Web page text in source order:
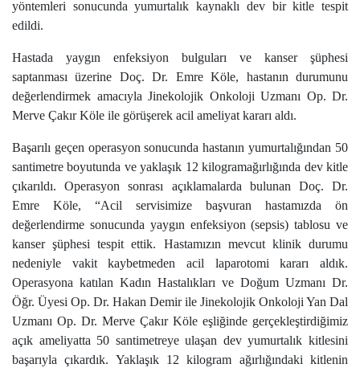
yöntemleri sonucunda yumurtalık kaynaklı dev bir kitle tespit
edildi.
Hastada yaygın enfeksiyon bulguları ve kanser şüphesi
saptanması üzerine Doç. Dr. Emre Köle, hastanın durumunu
değerlendirmek amacıyla Jinekolojik Onkoloji Uzmanı Op. Dr.
Merve Çakır Köle ile görüşerek acil ameliyat kararı aldı.
Başarılı geçen operasyon sonucunda hastanın yumurtalığından 50
santimetre boyutunda ve yaklaşık 12 kilogramağırlığında dev kitle
çıkarıldı. Operasyon sonrası açıklamalarda bulunan Doç. Dr.
Emre Köle, “Acil servisimize başvuran hastamızda ön
değerlendirme sonucunda yaygın enfeksiyon (sepsis) tablosu ve
kanser şüphesi tespit ettik. Hastamızın mevcut klinik durumu
nedeniyle vakit kaybetmeden acil laparotomi kararı aldık.
Operasyona katılan Kadın Hastalıkları ve Doğum Uzmanı Dr.
Öğr. Üyesi Op. Dr. Hakan Demir ile Jinekolojik Onkoloji Yan Dal
Uzmanı Op. Dr. Merve Çakır Köle eşliğinde gerçekleştirdiğimiz
açık ameliyatta 50 santimetreye ulaşan dev yumurtalık kitlesini
başarıyla çıkardık. Yaklaşık 12 kilogram ağırlığındaki kitlenin